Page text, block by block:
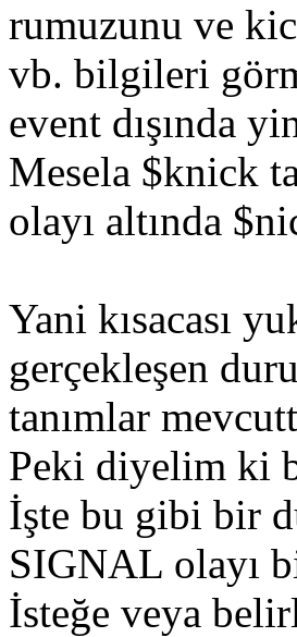
rumuzunu ve
vb. bilgileri
event dışında
Mesela $knick
olayı altında
Yani kısacası
gerçekleşen
tanımlar
Peki diyelim ki
İşte bu gibi bir
SIGNAL olayı
İsteğe veya